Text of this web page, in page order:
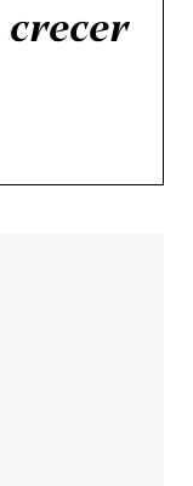
crecer